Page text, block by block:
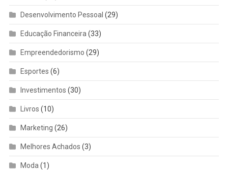
Desenvolvimento Pessoal (29)
Educação Financeira (33)
Empreendedorismo (29)
Esportes (6)
Investimentos (30)
Livros (10)
Marketing (26)
Melhores Achados (3)
Moda (1)